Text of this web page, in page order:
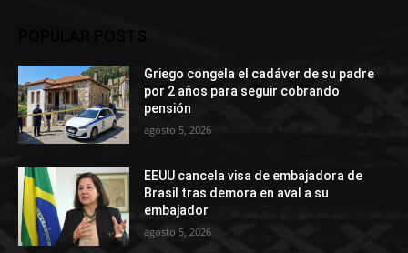
Griego congela el cadáver de su padre
por 2 años para seguir cobrando
pensión
agosto 5, 2026
EEUU cancela visa de embajadora de
Brasil tras demora en aval a su
embajador
agosto 5, 2026